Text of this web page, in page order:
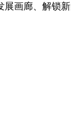
画廊、解锁